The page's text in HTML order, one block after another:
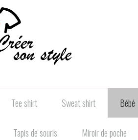
Tee shirt Sweat shirt Bébé
Tapis de souris Miroir de poche